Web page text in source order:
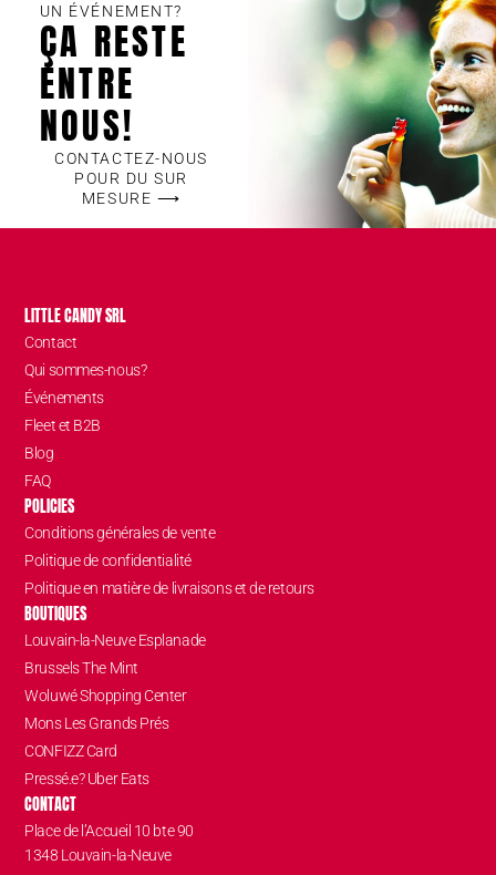
UN ÉVÉNEMENT?
ÇA RESTE
ENTRE
NOUS!
CONTACTEZ-NOUS
POUR DU SUR
MESURE ⟶
LITTLE CANDY SRL
Contact
Qui sommes-nous?
Événements
Fleet et B2B
Blog
FAQ
POLICIES
Conditions générales de vente
Politique de confidentialité
Politique en matière de livraisons et de retours
BOUTIQUES
Louvain-la-Neuve Esplanade
Brussels The Mint
Woluwé Shopping Center
Mons Les Grands Prés
CONFIZZ Card
Pressé.e? Uber Eats
CONTACT
Place de l’Accueil 10 bte 90
1348 Louvain-la-Neuve